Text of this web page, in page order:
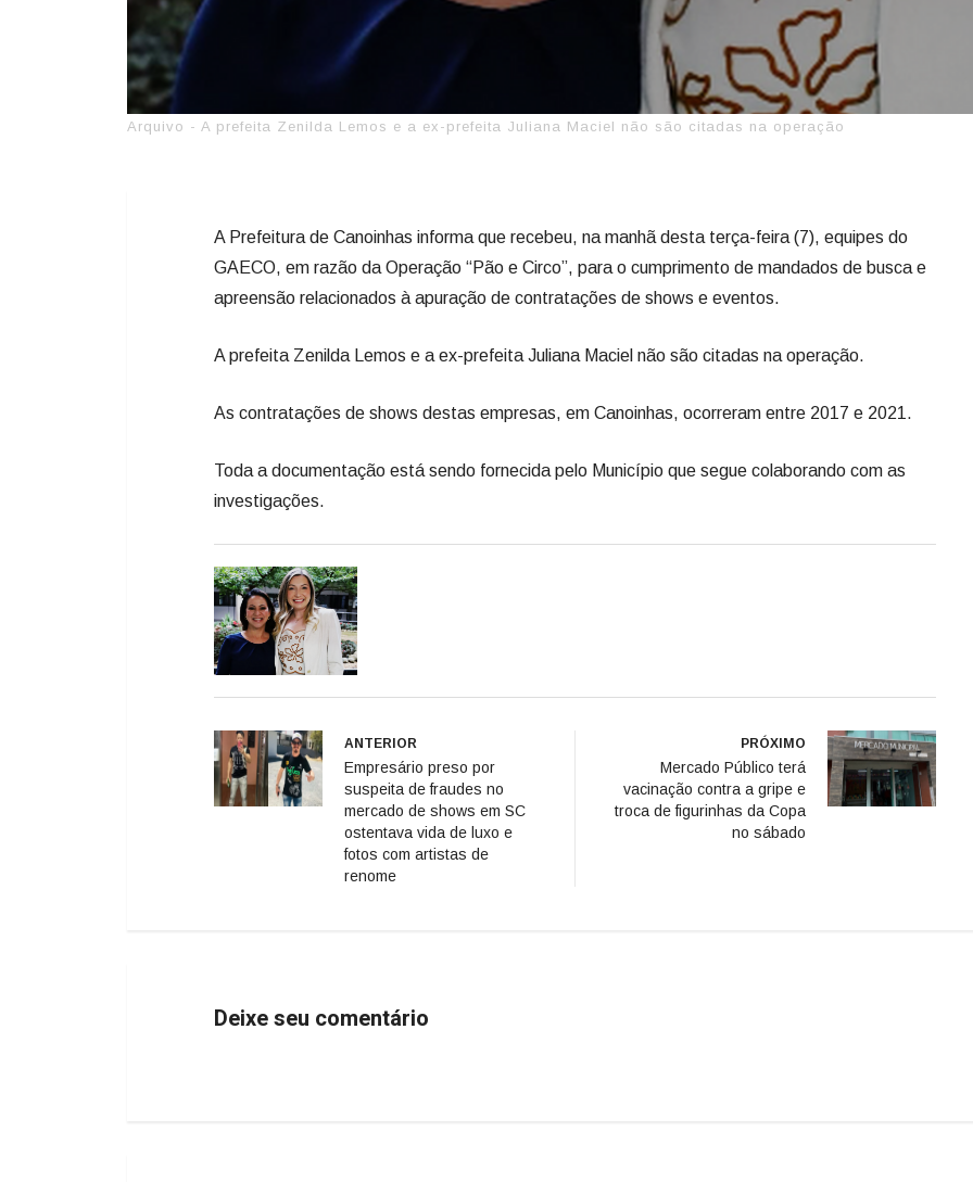
Arquivo - A prefeita Zenilda Lemos e a ex-prefeita Juliana Maciel não são citadas na operação
A Prefeitura de Canoinhas informa que recebeu, na manhã desta terça-feira (7), equipes do
GAECO, em razão da Operação “Pão e Circo”, para o cumprimento de mandados de busca e
apreensão relacionados à apuração de contratações de shows e eventos.
A prefeita Zenilda Lemos e a ex-prefeita Juliana Maciel não são citadas na operação.
As contratações de shows destas empresas, em Canoinhas, ocorreram entre 2017 e 2021.
Toda a documentação está sendo fornecida pelo Município que segue colaborando com as
investigações.
ANTERIOR
Empresário preso por
suspeita de fraudes no
mercado de shows em SC
ostentava vida de luxo e
fotos com artistas de
renome
PRÓXIMO
Mercado Público terá
vacinação contra a gripe e
troca de figurinhas da Copa
no sábado
Deixe seu comentário